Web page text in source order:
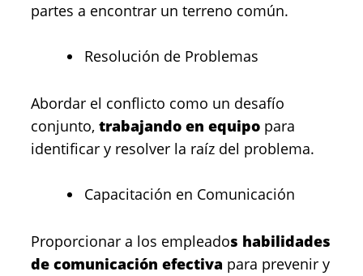
partes a encontrar un terreno común.
Resolución de Problemas
Abordar el conflicto como un desafío
conjunto, trabajando en equipo para
identificar y resolver la raíz del problema.
Capacitación en Comunicación
Proporcionar a los empleados habilidades
de comunicación efectiva para prevenir y